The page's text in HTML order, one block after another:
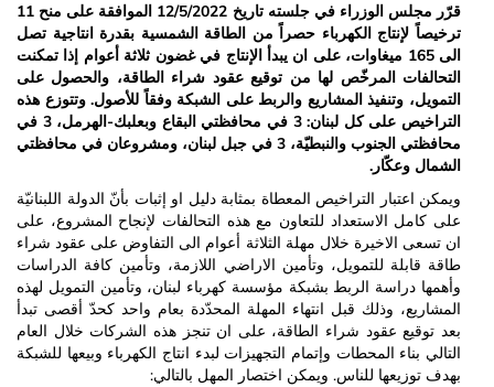
قرّر مجلس الوزراء في جلسته تاريخ 12/5/2022 الموافقة على منح 11
ترخيصاً لإنتاج الكهرباء حصراً من الطاقة الشمسية بقدرة انتاجية تصل
الى 165 ميغاوات، على ان يبدأ الإنتاج في غضون ثلاثة أعوام إذا تمكنت
التحالفات المرخّص لها من توقيع عقود شراء الطاقة، والحصول على
التمويل، وتنفيذ المشاريع والربط على الشبكة وفقاً للأصول. وتتوزع هذه
التراخيص على كل لبنان: 3 في محافظتي البقاع وبعلبك-الهرمل، 3 في
محافظتي الجنوب والنبطيّة، 3 في جبل لبنان، ومشروعان في محافظتي
الشمال وعكّار.
ويمكن اعتبار التراخيص المعطاة بمثابة دليل او إثبات بأنّ الدولة اللبنانيّة
على كامل الاستعداد للتعاون مع هذه التحالفات لإنجاح المشروع، على
ان تسعى الاخيرة خلال مهلة الثلاثة أعوام الى التفاوض على عقود شراء
طاقة قابلة للتمويل، وتأمين الاراضي اللازمة، وتأمين كافة الدراسات
وأهمها دراسة الربط بشبكة مؤسسة كهرباء لبنان، وتأمين التمويل لهذه
المشاريع، وذلك قبل انتهاء المهلة المحدّدة بعام واحد كحدّ أقصى تبدأ
بعد توقيع عقود شراء الطاقة، على ان تنجز هذه الشركات خلال العام
التالي بناء المحطات وإتمام التجهيزات لبدء انتاج الكهرباء وبيعها للشبكة
بهدف توزيعها للناس. ويمكن اختصار المهل بالتالي: